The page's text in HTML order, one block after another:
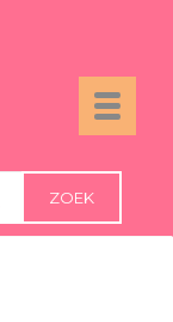
Toggle
ZOEK